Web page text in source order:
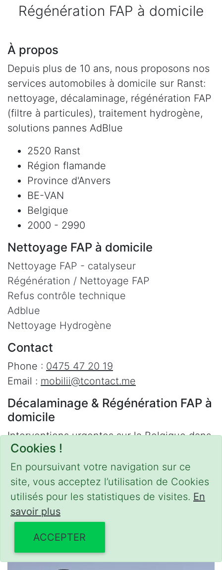
Cookies !
En poursuivant votre navigation sur ce
site, vous acceptez l’utilisation de Cookies
utilisés pour les statistiques de visites. En
savoir plus
ACCEPTER
Régénération FAP à domicile
À propos
Depuis plus de 10 ans, nous proposons nos
services automobiles à domicile sur Ranst:
nettoyage, décalaminage, régénération FAP
(filtre à particules), traitement hydrogène,
solutions pannes AdBlue
2520 Ranst
Région flamande
Province d'Anvers
BE-VAN
Belgique
2000 - 2990
Nettoyage FAP à domicile
Nettoyage FAP - catalyseur
Régénération / Nettoyage FAP
Refus contrôle technique
Adblue
Nettoyage Hydrogène
Contact
Phone : 0475 47 20 19
Email : mobilii@tcontact.me
Décalaminage & Régénération FAP à
domicile
Interventions urgentes sur la Belgique dans
les régions suivantes :
Bruxelles,Brabant Wallon ,Brabant Flamand
Hainaut,Liège,Mons ,Namur,Anvers,
Limbourg,Flandre Occidentale, Flandre
Orientale,Province du Luxembourg